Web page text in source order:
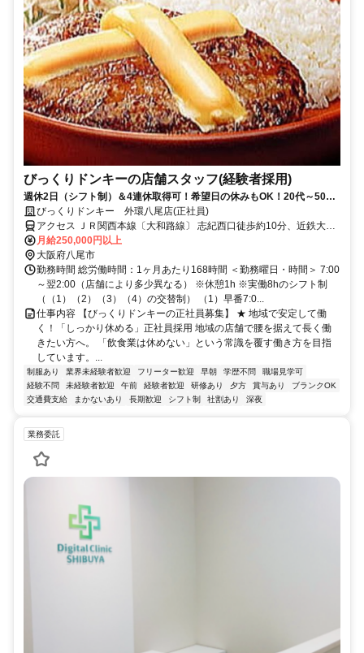
びっくりドンキーの店舗スタッフ(経験者採用)
週休2日（シフト制）＆4連休取得可！希望日の休みもOK！20代～50代
活躍中！産休･育休制度有！車・バイク通勤OK！
びっくりドンキー 外環八尾店(正社員)
アクセス ＪＲ関西本線〔大和路線〕 志紀西口徒歩約10分、近鉄大阪
線 法善寺徒歩約19分、近鉄道明寺線 柏原（大阪府）西口徒歩約20分
月給250,000円以上
大阪府八尾市
勤務時間 総労働時間：1ヶ月あたり168時間 ＜勤務曜日・時間＞ 7:00
～翌2:00（店舗により多少異なる） ※休憩1h ※実働8hのシフト制
（（1）（2）（3）（4）の交替制） （1）早番7:0...
仕事内容 【びっくりドンキーの正社員募集】 ★ 地域で安定して働
く！「しっかり休める」正社員採用 地域の店舗で腰を据えて長く働
きたい方へ。 「飲食業は休めない」という常識を覆す働き方を目指
しています。...
制服あり 業界未経験者歓迎 フリーター歓迎 早朝 学歴不問
職場見学可
経験不問
未経験者歓迎 午前 経験者歓迎 研修あり 夕方 賞与あり
ブランクOK
交通費支給
まかないあり 長期歓迎 シフト制 社割あり 深夜
業務委託